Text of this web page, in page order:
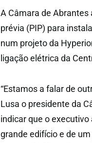
A Câmara de
prévia (PIP) para
num projeto da
ligação elétrica da
“Estamos a falar de
Lusa o presidente da
indicar que o
grande edifício e de